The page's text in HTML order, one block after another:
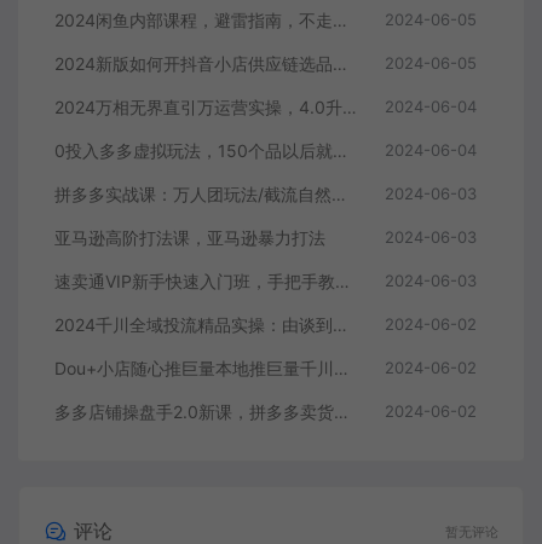
2024闲鱼内部课程，避雷指南，不走弯路快速成长 2024-06-05
2024新版如何开抖音小店供应链选品发货和上架选品广场精选联盟 2024-06-05
2024万相无界直引万运营实操，4.0升级版，系统化课程 理论+实操 2024-06-04
0投入多多虚拟玩法，150个品以后就会出单，也可以配合全站推广助推 2024-06-04
拼多多实战课：万人团玩法/截流自然流/最新强付费打法/最新原价卡大促.. 2024-06-03
亚马逊高阶打法课，亚马逊暴力打法 2024-06-03
速卖通VIP新手快速入门班，手把手教你在速卖通快速开店 2024-06-03
2024千川全域投流精品实操：由谈到深一步一步讲解，教你直播带货-15节 2024-06-02
Dou+小店随心推巨量本地推巨量千川投放课从基础到进阶实操投放课 2024-06-02
多多店铺操盘手2.0新课，拼多多卖货的底层逻辑，打造爆款的3个周期 2024-06-02
评论 暂无评论